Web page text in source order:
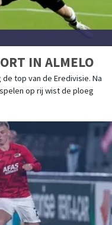
IN ALMELO
top van de Eredivisie. Na
op rij wist de ploeg